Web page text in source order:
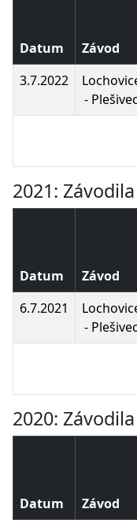
Datum Závod
3.7.2022
- Plešivec
2021:
Datum Závod
6.7.2021
- Plešivec
2020:
Datum Závod